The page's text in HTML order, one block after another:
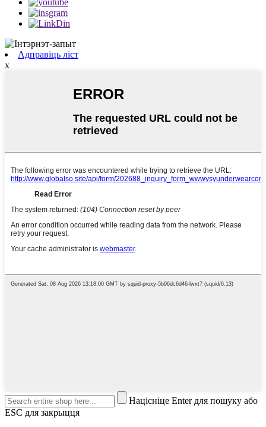
Адправіць ліст
x
Націсніце Enter для пошуку або
ESC для закрыцця